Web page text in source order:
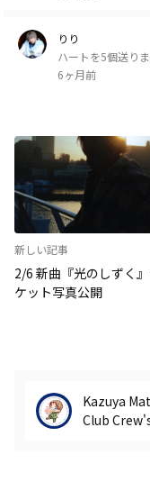
りり
ハートを5個送り
6ヶ月前
新しい記事
2/6 新曲『光のしずく
ケット写真公開
Kazuya
Club